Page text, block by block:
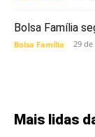
Bolsa Família
Bolsa Família 29
Mais lidas